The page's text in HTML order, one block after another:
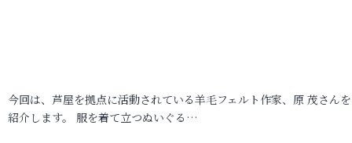
今回は、芦屋を拠点に活動されている羊毛フェルト作家、原 茂さん
紹介します。 服を着て立つぬいぐる…